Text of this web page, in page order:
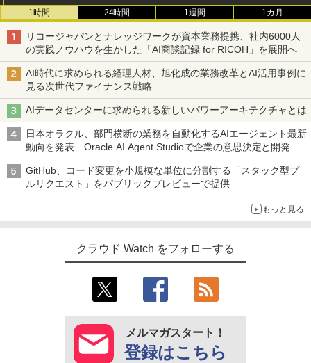
1時間 24時間 1週間 1カ月
リコージャパンとナレッジワークが資本業務提携、社内6000人
の実践ノウハウを生かした「AI商談記録 for RICOH」を展開へ
AI時代に求められる経理人材、旭化成の業務改革とAI活用事例に
見る次世代ファイナンス戦略
AIデータセンターに求められる新しいパワーアーキテクチャとは
日本オラクル、部門横断の業務を自動化するAIエージェント最新
動向を発表 Oracle AI Agent Studioで企業の意思決定と開発を
加速
GitHub、コード変更を小規模な単位に分割する「スタック型プ
ルリクエスト」をパブリックプレビューで提供
もっと見る
クラウド Watch をフォローする
メルマガスタート！
登録はこちら